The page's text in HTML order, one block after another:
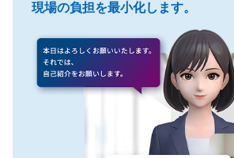
現場の負担を最小化します。